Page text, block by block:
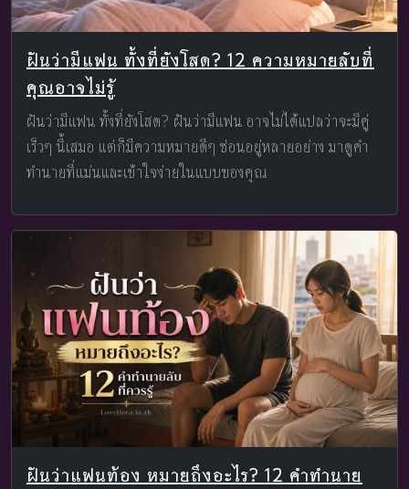
ฝันว่ามีแฟน ทั้งที่ยังโสด? 12 ความหมายลับที่
คุณอาจไม่รู้
ฝันว่ามีแฟน ทั้งที่ยังโสด? ฝันว่ามีแฟน อาจไม่ได้แปลว่าจะมีคู่
เร็วๆ นี้เสมอ แต่ก็มีความหมายดีๆ ซ่อนอยู่หลายอย่าง มาดูคำ
ทำนายที่แม่นและเข้าใจง่ายในแบบของคุณ
ฝันว่าแฟนท้อง หมายถึงอะไร? 12 คำทำนาย